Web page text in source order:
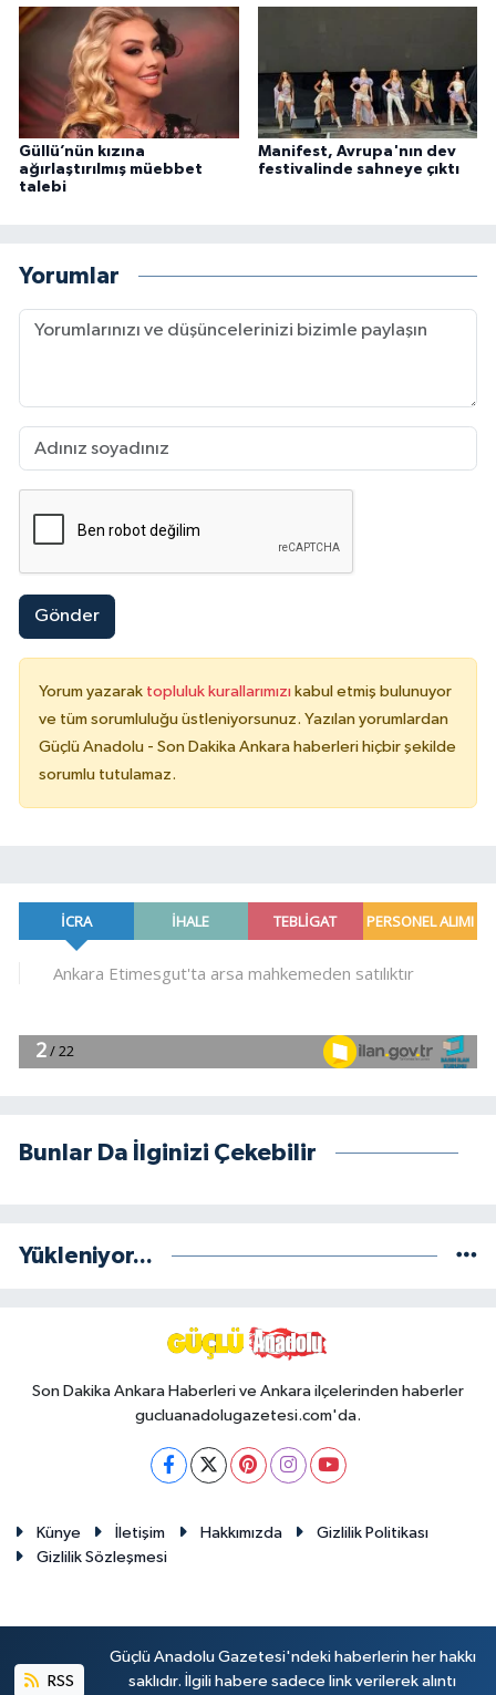
Güllü’nün kızına
ağırlaştırılmış müebbet
talebi
Manifest, Avrupa'nın dev
festivalinde sahneye çıktı
Yorumlar
Gönder
Yorum yazarak topluluk kurallarımızı kabul etmiş bulunuyor
ve tüm sorumluluğu üstleniyorsunuz. Yazılan yorumlardan
Güçlü Anadolu - Son Dakika Ankara haberleri hiçbir şekilde
sorumlu tutulamaz.
Bunlar Da İlginizi Çekebilir
Yükleniyor...
Son Dakika Ankara Haberleri ve Ankara ilçelerinden haberler
gucluanadolugazetesi.com'da.
Künye İletişim Hakkımızda
Gizlilik Politikası
Gizlilik Sözleşmesi
RSS
Güçlü Anadolu Gazetesi'ndeki haberlerin her hakkı
saklıdır. İlgili habere sadece link verilerek alıntı